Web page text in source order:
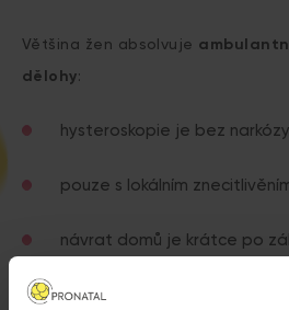
Většina žen absolvuje
dělohy:
hysteroskopie je bez narkózy
pouze s lokálním
návrat domů je krátce po